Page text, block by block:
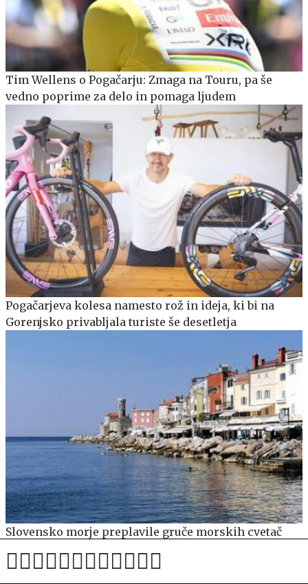
Tim Wellens o Pogačarju: Zmaga na Touru, pa še
vedno poprime za delo in pomaga ljudem
Pogačarjeva kolesa namesto rož in ideja, ki bi na
Gorenjsko privabljala turiste še desetletja
Slovensko morje preplavile gruče morskih cvetač